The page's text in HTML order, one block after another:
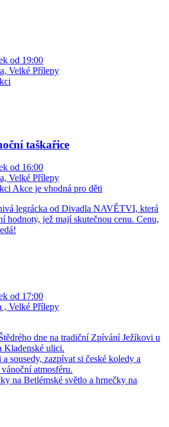
od 19:00
Velké Přílepy
taškařice
od 16:00
Velké Přílepy
Akce je vhodná pro děti
legrácka od Divadla NAVĚTVI, která
hodnoty, jež mají skutečnou cenu. Cenu,
od 17:00
, Velké Přílepy
dne na tradiční Zpívání Ježíkovi u
Kladenské ulici.
sousedy, zazpívat si české koledy a
atmosféru.
na Betlémské světlo a hrnečky na